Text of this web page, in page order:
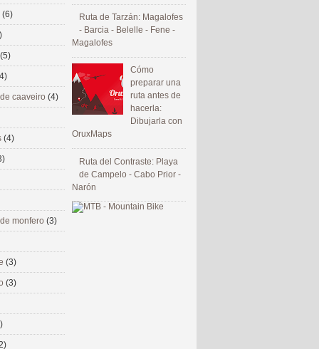
Ruta de Tarzán: Magalofes
- Barcia - Belelle - Fene -
Magalofes
Cómo
preparar una
ruta antes de
hacerla:
Dibujarla con
OruxMaps
Ruta del Contraste: Playa
de Campelo - Cabo Prior -
Narón
(6)
(5)
caaveiro (4)
(4)
monfero (3)
(3)
(3)